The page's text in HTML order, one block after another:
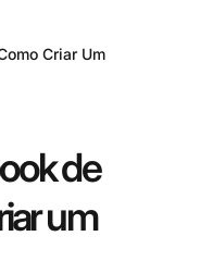
Criar Um
de
um